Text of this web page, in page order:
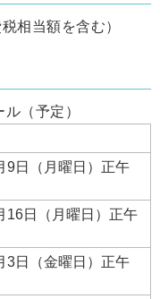
相当額を含む）
（予定）
9日（月曜日）正午
16日（月曜日）正午
3日（金曜日）正午